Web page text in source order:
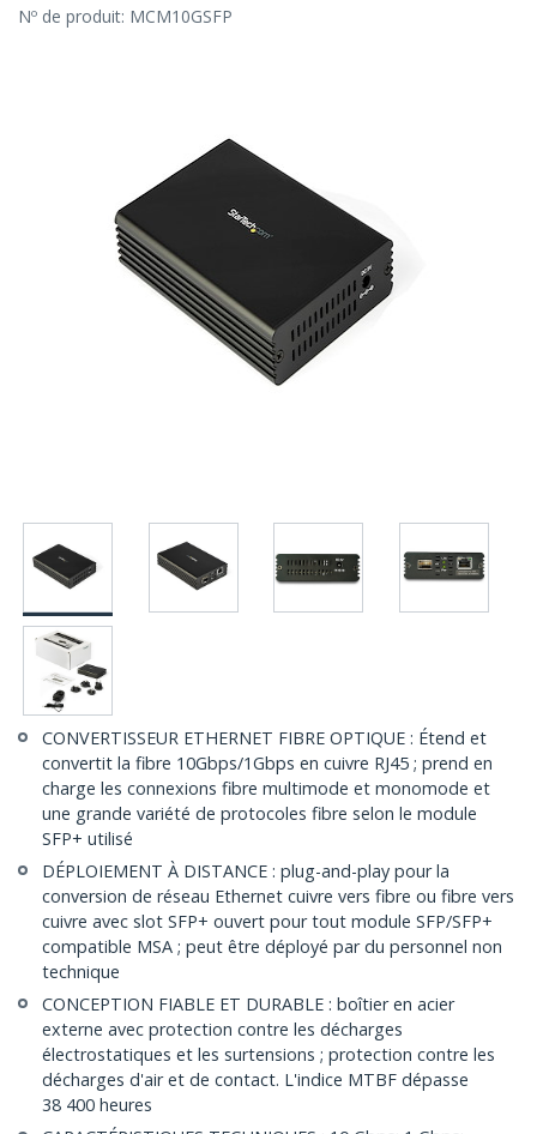
Nº de produit: MCM10GSFP
CONVERTISSEUR ETHERNET FIBRE OPTIQUE : Étend et
convertit la fibre 10Gbps/1Gbps en cuivre RJ45 ; prend en
charge les connexions fibre multimode et monomode et
une grande variété de protocoles fibre selon le module
SFP+ utilisé
DÉPLOIEMENT À DISTANCE : plug-and-play pour la
conversion de réseau Ethernet cuivre vers fibre ou fibre vers
cuivre avec slot SFP+ ouvert pour tout module SFP/SFP+
compatible MSA ; peut être déployé par du personnel non
technique
CONCEPTION FIABLE ET DURABLE : boîtier en acier
externe avec protection contre les décharges
électrostatiques et les surtensions ; protection contre les
décharges d'air et de contact. L'indice MTBF dépasse
38 400 heures